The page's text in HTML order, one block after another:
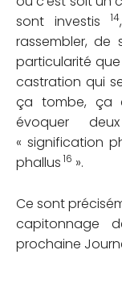
sont investis 14
rassembler, de
particularité
castration qui
ça tombe, ça
évoquer
« signification
phallus 16 ».
Ce sont
capitonnage
prochaine